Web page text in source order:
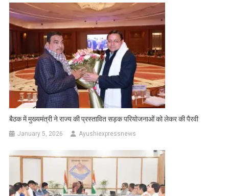
बैठक में मुख्यमंत्री ने राज्य की प्रस्तावित सड़क परियोजनाओं को लेकर की पैरवी
January 5, 2026 Ayushiexpressnews